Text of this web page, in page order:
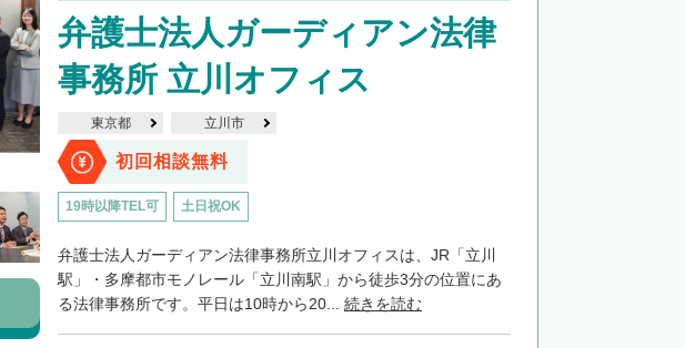
弁護士法人ガーディアン法律
事務所 立川オフィス
東京都 立川市
初回相談無料
19時以降TEL可 土日祝OK
弁護士法人ガーディアン法律事務所立川オフィスは、JR「立川
駅」・多摩都市モノレール「立川南駅」から徒歩3分の位置にあ
る法律事務所です。平日は10時から20... 続きを読む